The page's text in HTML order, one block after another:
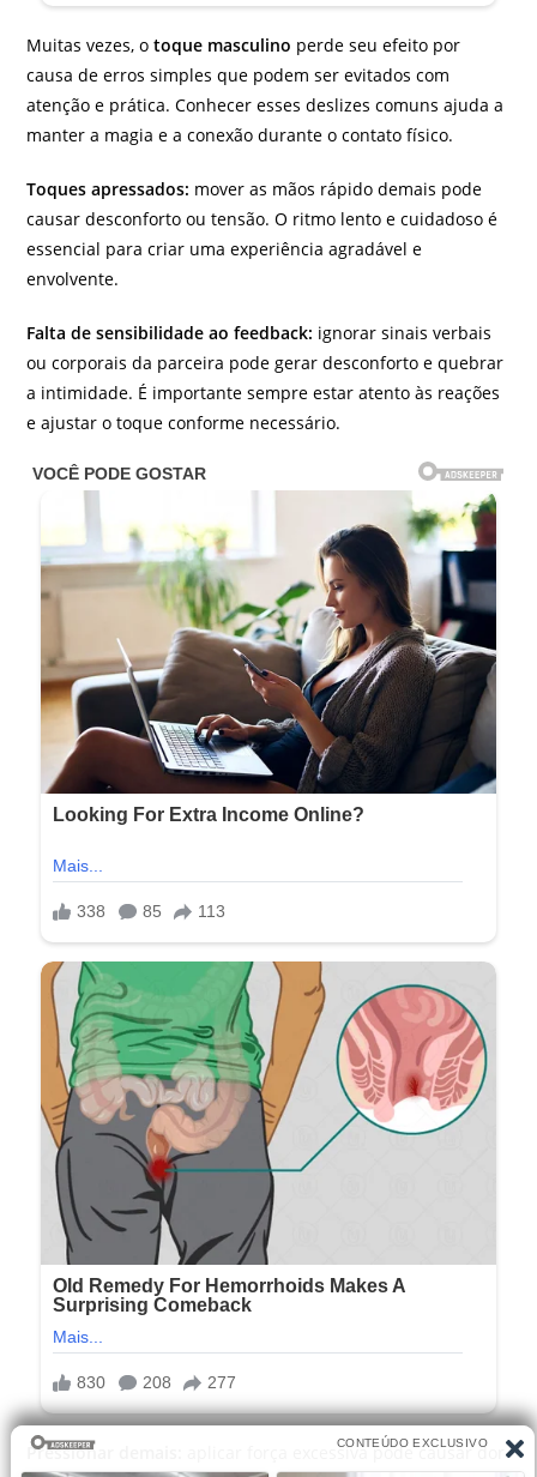
Muitas vezes, otoque masculino perde seu efeito por
causa de erros simples que podem ser evitados com
atenção e prática. Conhecer esses deslizes comuns ajuda a
manter a magia e a conexão durante o contato físico.
Toques apressados: mover as mãos rápido demais pode
causar desconforto ou tensão. O ritmo lento e cuidadoso é
essencial para criar uma experiência agradável e
envolvente.
Falta de sensibilidade ao feedback: ignorar sinais verbais
ou corporais da parceira pode gerar desconforto e quebrar
a intimidade. É importante sempre estar atento às reações
e ajustar o toque conforme necessário.
Pressionar demais:
aplicar força excessiva pode causar dor